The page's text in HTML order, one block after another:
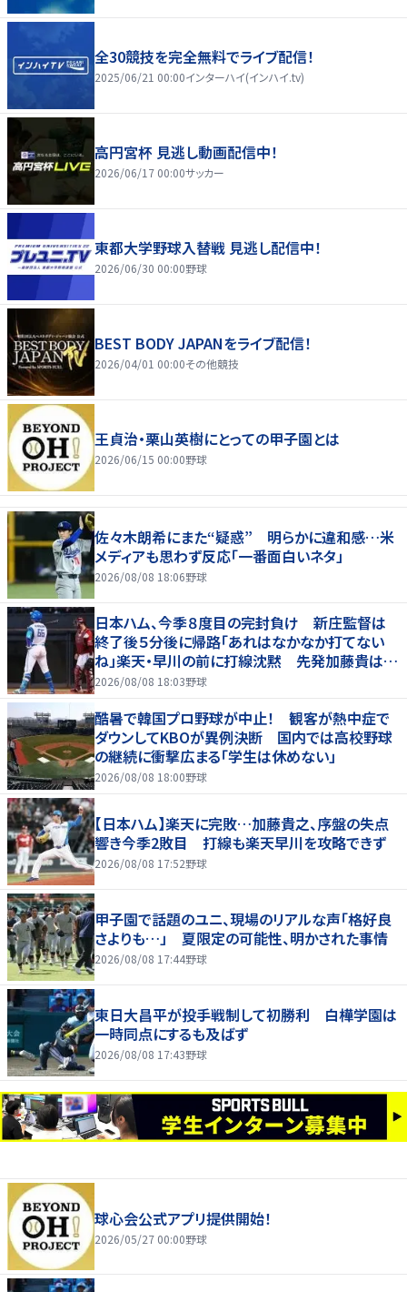
全30競技を完全無料でライブ配信！
2025/06/21 00:00インターハイ(インハイ.tv)
高円宮杯 見逃し動画配信中！
2026/06/17 00:00サッカー
東都大学野球入替戦 見逃し配信中！
2026/06/30 00:00野球
BEST BODY JAPANをライブ配信！
2026/04/01 00:00その他競技
王貞治・栗山英樹にとっての甲子園とは
2026/06/15 00:00野球
佐々木朗希にまた“疑惑” 明らかに違和感…米
メディアも思わず反応「一番面白いネタ」
2026/08/08 18:06野球
日本ハム、今季８度目の完封負け 新庄監督は
終了後５分後に帰路「あれはなかなか打てない
ね」楽天・早川の前に打線沈黙 先発加藤貴は連
勝が８でストップ、７回途中４失点で２敗目
2026/08/08 18:03野球
酷暑で韓国プロ野球が中止！ 観客が熱中症で
ダウンしてKBOが異例決断 国内では高校野球
の継続に衝撃広まる「学生は休めない」
2026/08/08 18:00野球
【日本ハム】楽天に完敗…加藤貴之、序盤の失点
響き今季2敗目 打線も楽天早川を攻略できず
2026/08/08 17:52野球
甲子園で話題のユニ、現場のリアルな声「格好良
さよりも…」 夏限定の可能性、明かされた事情
2026/08/08 17:44野球
東日大昌平が投手戦制して初勝利 白樺学園は
一時同点にするも及ばず
2026/08/08 17:43野球
球心会公式アプリ提供開始！
2026/05/27 00:00野球